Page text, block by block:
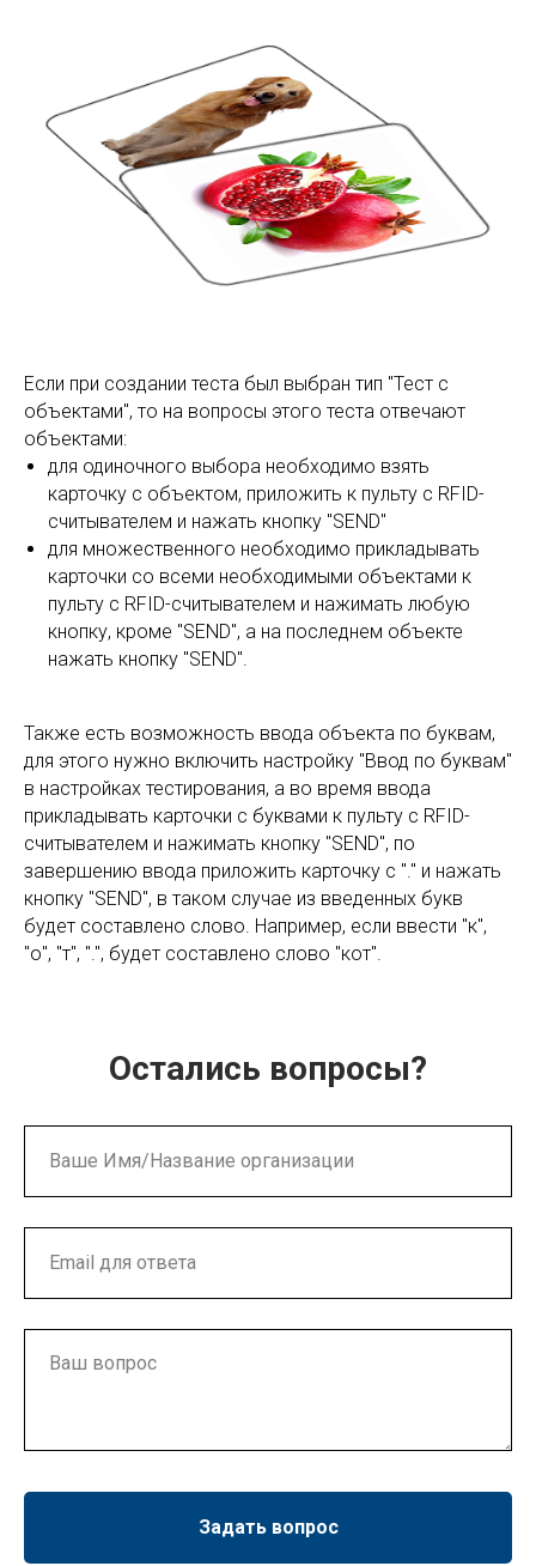
Если при создании теста был выбран тип "Тест с
объектами", то на вопросы этого теста отвечают
объектами:
для одиночного выбора необходимо взять
карточку с объектом, приложить к пульту с RFID-
считывателем и нажать кнопку "SEND"
для множественного необходимо прикладывать
карточки со всеми необходимыми объектами к
пульту с RFID-считывателем и нажимать любую
кнопку, кроме "SEND", а на последнем объекте
нажать кнопку "SEND".
Также есть возможность ввода объекта по буквам,
для этого нужно включить настройку "Ввод по буквам"
в настройках тестирования, а во время ввода
прикладывать карточки с буквами к пульту с RFID-
считывателем и нажимать кнопку "SEND", по
завершению ввода приложить карточку с "." и нажать
кнопку "SEND", в таком случае из введенных букв
будет составлено слово. Например, если ввести "к",
"о", "т", ".", будет составлено слово "кот".
Остались вопросы?
Задать вопрос